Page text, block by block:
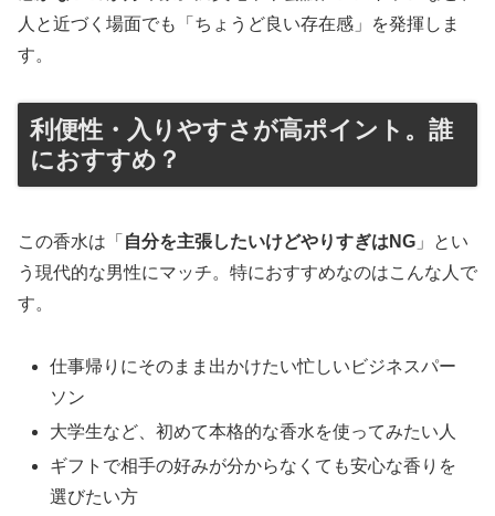
人と近づく場面でも「ちょうど良い存在感」を発揮しま
す。
利便性・入りやすさが高ポイント。誰
におすすめ？
この香水は「 自分を主張したいけどやりすぎはNG 」とい
う現代的な男性にマッチ。特におすすめなのはこんな人で
す。
仕事帰りにそのまま出かけたい忙しいビジネスパー
ソン
大学生など、初めて本格的な香水を使ってみたい人
ギフトで相手の好みが分からなくても安心な香りを
選びたい方